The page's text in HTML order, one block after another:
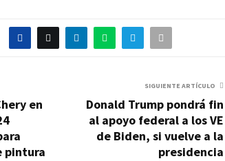
en
pintura
SIGUIENTE ARTÍCULO
Donald Trump pondrá fin
al apoyo federal a los VE
de Biden, si vuelve a la
presidencia